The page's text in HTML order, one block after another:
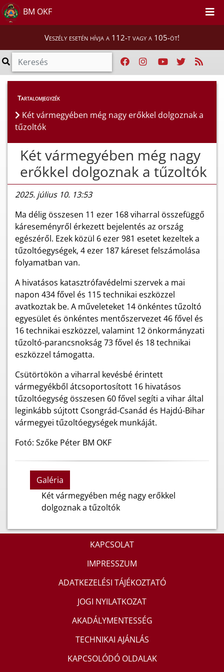
BM OKF
Veszély esetén hívja a 112-t vagy a 105-öt!
Híreink > Hírek
Tartalomjegyzék
Két vármegyében még nagy erőkkel dolgoznak a
tűzoltók
Két vármegyében még nagy
erőkkel dolgoznak a tűzoltók
2025. július 10. 13:53
Ma délig összesen 11 ezer 168 viharral összefüggő
káreseményről érkezett bejelentés az ország
egészéről. Ezek közül 6 ezer 981 esetet kezeltek a
tűzoltóegységek, 4 ezer 187 káreset felszámolása
folyamatban van.
A hivatásos katasztrófavédelmi szervek a mai
napon 434 fővel és 115 technikai eszközzel
avatkoztak be. A műveleteket 14 önkéntes tűzoltó
egyesület és önkéntes mentőszervezet 46 fővel és
16 technikai eszközzel, valamint 12 önkormányzati
tűzoltó-parancsnokság 73 fővel és 18 technikai
eszközzel támogatta.
Csütörtökön a viharral kevésbé érintett
vármegyékből átcsoportosított 16 hivatásos
tűzoltóegység összesen 60 fővel segíti a vihar által
leginkább sújtott Csongrád-Csanád és Hajdú-Bihar
vármegyei tűzoltóegységek munkáját.
Fotó: Szőke Péter BM OKF
Galéria
Két vármegyében még nagy erőkkel
dolgoznak a tűzoltók
KAPCSOLAT
IMPRESSZUM
ADATKEZELÉSI TÁJÉKOZTATÓ
JOGI NYILATKOZAT
AKADÁLYMENTESSÉG
TECHNIKAI AJÁNLÁS
KAPCSOLÓDÓ OLDALAK